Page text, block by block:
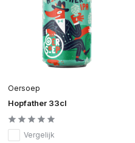
Oersoep
Hopfather 33cl
Vergelijk